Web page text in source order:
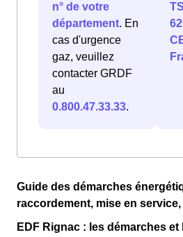
n° de votre
département. En
cas d'urgence
gaz, veuillez
contacter GRDF
au
0.800.47.33.33.
Guide des démarches
raccordement, mise en
EDF Rignac : les démarches